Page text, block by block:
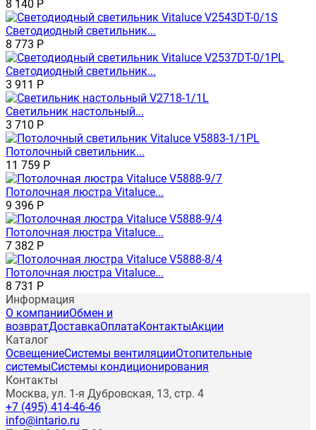
8 140 Р
Светодиодный светильник...
8 773 Р
Светодиодный светильник...
3 911 Р
Светильник настольный...
3 710 Р
Потолочный светильник...
11 759 Р
Потолочная люстра Vitaluce...
9 396 Р
Потолочная люстра Vitaluce...
7 382 Р
Потолочная люстра Vitaluce...
8 731 Р
Информация
О компанииОбмен и
возвратДоставкаОплатаКонтактыАкции
Каталог
ОсвещениеСистемы вентиляцииОтопительные
системыСистемы кондиционирования
Контакты
Москва, ул. 1-я Дубровская, 13, стр. 4
+7 (495) 414-46-46
info@intario.ru